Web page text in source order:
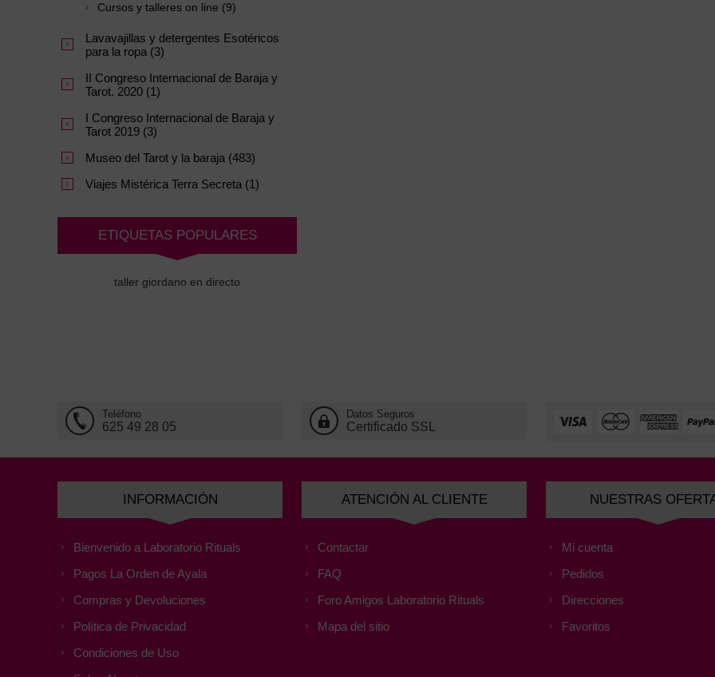
Cursos y talleres on line (9)
Lavavajillas y detergentes Esotéricos
para la ropa (3)
II Congreso Internacional de Baraja y
Tarot. 2020 (1)
I Congreso Internacional de Baraja y
Tarot 2019 (3)
Museo del Tarot y la baraja (483)
Viajes Mistérica Terra Secreta (1)
ETIQUETAS POPULARES
taller giordano en directo
Teléfono
625 49 28 05
Datos Seguros
Certificado SSL
INFORMACIÓN
Bienvenido a Laboratorio Rituals
Pagos La Orden de Ayala
Compras y Devoluciones
Política de Privacidad
Condiciones de Uso
ATENCIÓN AL CLIENTE
Contactar
FAQ
Foro Amigos Laboratorio Rituals
Mapa del sitio
NUESTRAS
Mi cuenta
Pedidos
Direcciones
Favoritos